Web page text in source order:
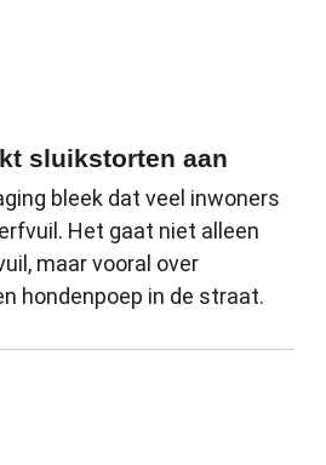
sluikstorten aan
bleek dat veel inwoners
Het gaat niet alleen
maar vooral over
hondenpoep in de straat.